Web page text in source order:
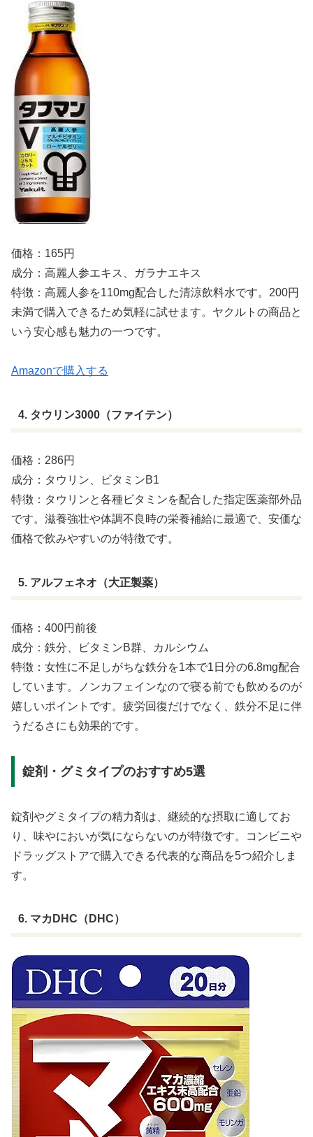
価格：165円
成分：高麗人参エキス、ガラナエキス
特徴：高麗人参を110mg配合した清涼飲料水です。200円
未満で購入できるため気軽に試せます。ヤクルトの商品と
いう安心感も魅力の一つです。
Amazonで購入する
4. タウリン3000（ファイテン）
価格：286円
成分：タウリン、ビタミンB1
特徴：タウリンと各種ビタミンを配合した指定医薬部外品
です。滋養強壮や体調不良時の栄養補給に最適で、安価な
価格で飲みやすいのが特徴です。
5. アルフェネオ（大正製薬）
価格：400円前後
成分：鉄分、ビタミンB群、カルシウム
特徴：女性に不足しがちな鉄分を1本で1日分の6.8mg配合
しています。ノンカフェインなので寝る前でも飲めるのが
嬉しいポイントです。疲労回復だけでなく、鉄分不足に伴
うだるさにも効果的です。
錠剤・グミタイプのおすすめ5選
錠剤やグミタイプの精力剤は、継続的な摂取に適してお
り、味やにおいが気にならないのが特徴です。コンビニや
ドラッグストアで購入できる代表的な商品を5つ紹介しま
す。
6. マカDHC（DHC）